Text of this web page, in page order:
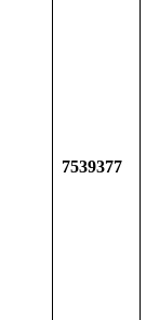
7539377